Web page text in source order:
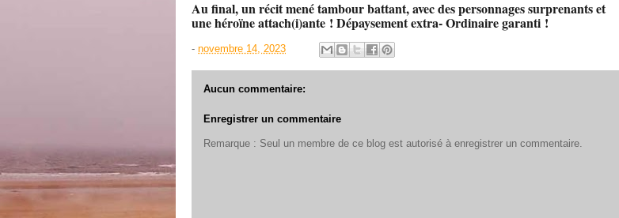
Au final, un récit mené tambour battant, avec des personnages surprenants et
une héroïne attach(i)ante ! Dépaysement extra- Ordinaire garanti !
- novembre 14, 2023
Aucun commentaire:
Enregistrer un commentaire
Remarque : Seul un membre de ce blog est autorisé à enregistrer un commentaire.